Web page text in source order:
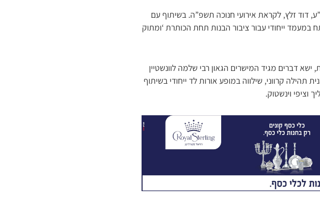
דוד זלץ, לקראת אירועי חנוכה תשפ”ה. בשיתוף עם
במעמד ייחודי עבור ציבור הבנות תחת הכותרת ‘ומתוק
דברים מגיד המישרים הגאון רבי שלמה לוונשטיין
קרווני, שילווה במופע אורות לד ייחודי בשיתוף
וינשטוק.